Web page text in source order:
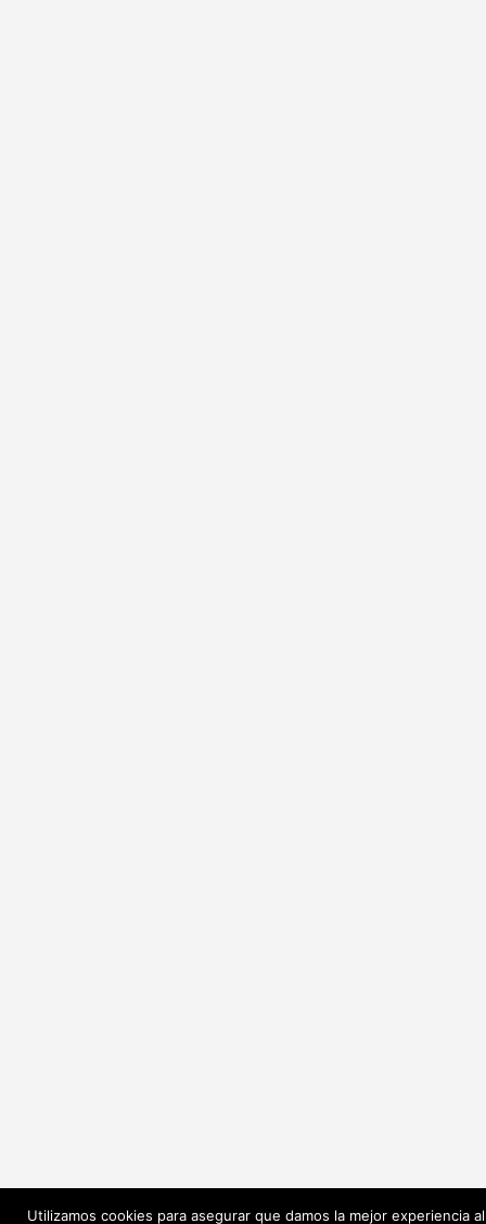
Utilizamos cookies para asegurar que damos la mejor